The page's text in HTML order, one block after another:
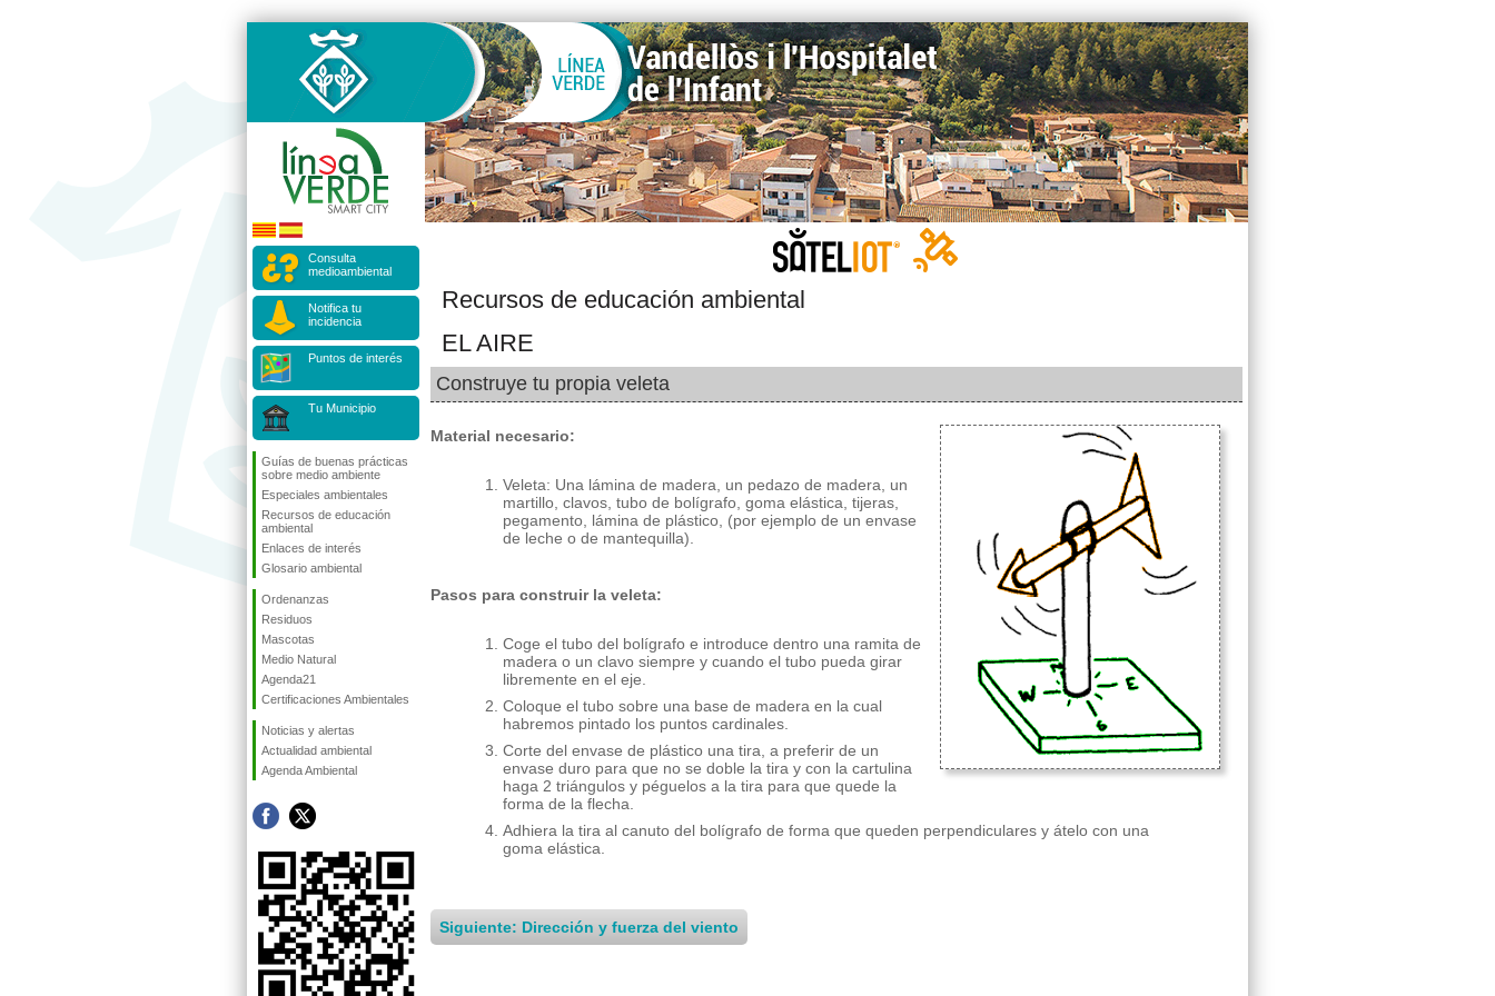
Consulta
medioambiental
Notifica tu
incidencia
Puntos de interés
Tu Municipio
Guías de buenas prácticas
sobre medio ambiente
Especiales ambientales
Recursos de educación
ambiental
Enlaces de interés
Glosario ambiental
Ordenanzas
Residuos
Mascotas
Medio Natural
Agenda21
Certificaciones Ambientales
Noticias y alertas
Actualidad ambiental
Agenda Ambiental
Recursos de educación ambiental
EL AIRE
Construye tu propia veleta
Material necesario:
Veleta: Una lámina de madera, un pedazo de madera, un
martillo, clavos, tubo de bolígrafo, goma elástica, tijeras,
pegamento, lámina de plástico, (por ejemplo de un envase
de leche o de mantequilla).
Pasos para construir la veleta:
Coge el tubo del bolígrafo e introduce dentro una ramita de
madera o un clavo siempre y cuando el tubo pueda girar
libremente en el eje.
Coloque el tubo sobre una base de madera en la cual
habremos pintado los puntos cardinales.
Corte del envase de plástico una tira, a preferir de un
envase duro para que no se doble la tira y con la cartulina
haga 2 triángulos y péguelos a la tira para que quede la
forma de la flecha.
Adhiera la tira al canuto del bolígrafo de forma que queden perpendiculares y átelo con una
goma elástica.
Siguiente: Dirección y fuerza del viento